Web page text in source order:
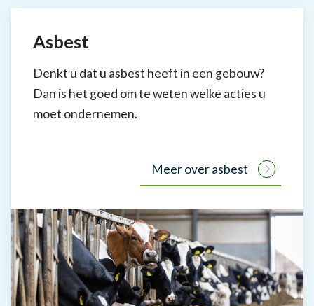
Asbest
Denkt u dat u asbest heeft in een gebouw?
Dan is het goed om te weten welke acties u
moet ondernemen.
Meer over asbest